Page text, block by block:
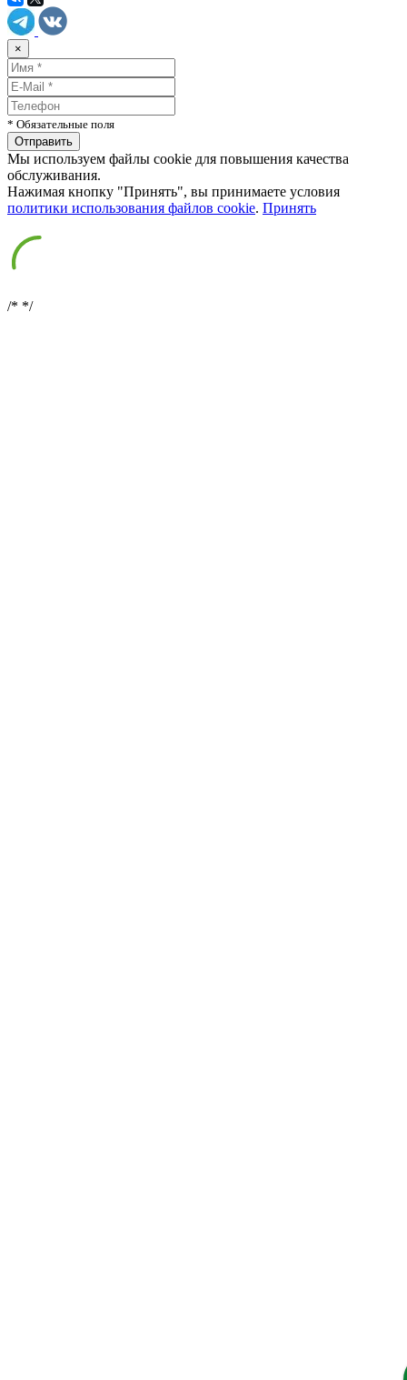
×
* Обязательные поля
Мы используем файлы cookie для повышения качества
обслуживания.
Нажимая кнопку "Принять", вы принимаете условия
политики использования файлов cookie. Принять
/* */